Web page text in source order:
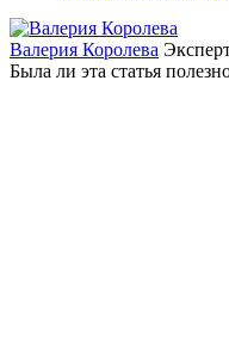
Валерия Королева
Была ли эта статья